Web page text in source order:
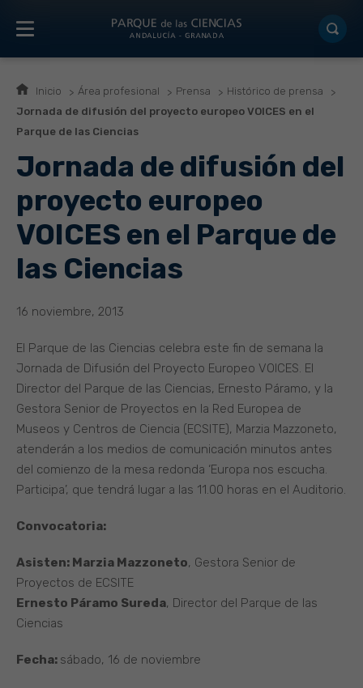
Inicio Área profesional Prensa
Histórico de prensa
Jornada de difusión del proyecto europeo VOICES en el
Parque de las Ciencias
Jornada de difusión del
proyecto europeo
VOICES en el Parque de
las Ciencias
16 noviembre, 2013
El Parque de las Ciencias celebra este fin de semana la
Jornada de Difusión del Proyecto Europeo VOICES. El
Director del Parque de las Ciencias, Ernesto Páramo, y la
Gestora Senior de Proyectos en la Red Europea de
Museos y Centros de Ciencia (ECSITE), Marzia Mazzoneto,
atenderán a los medios de comunicación minutos antes
del comienzo de la mesa redonda ‘Europa nos escucha.
Participa’, que tendrá lugar a las 11.00 horas en el Auditorio.
Convocatoria:
Asisten: Marzia Mazzoneto, Gestora Senior de
Proyectos de ECSITE
Ernesto Páramo Sureda, Director del Parque de las
Ciencias
Fecha: sábado, 16 de noviembre